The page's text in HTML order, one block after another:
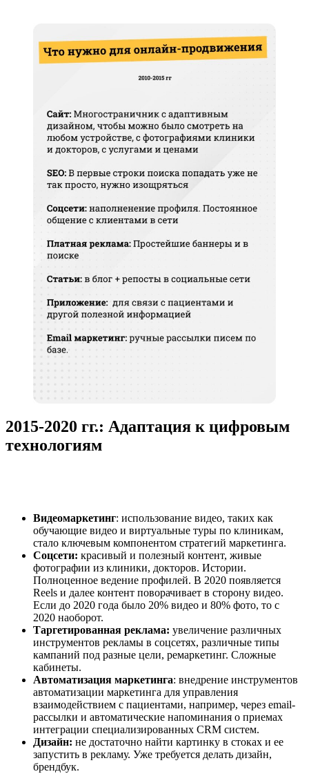
2015-2020 гг.: Адаптация к цифровым
технологиям
Видеомаркетинг: использование видео, таких как
обучающие видео и виртуальные туры по клиникам,
стало ключевым компонентом стратегий маркетинга.
Соцсети: красивый и полезный контент, живые
фотографии из клиники, докторов. Истории.
Полноценное ведение профилей. В 2020 появляется
Reels и далее контент поворачивает в сторону видео.
Если до 2020 года было 20% видео и 80% фото, то с
2020 наоборот.
Таргетированная реклама: увеличение различных
инструментов рекламы в соцсетях, различные типы
кампаний под разные цели, ремаркетинг. Сложные
кабинеты.
Автоматизация маркетинга: внедрение инструментов
автоматизации маркетинга для управления
взаимодействием с пациентами, например, через email-
рассылки и автоматические напоминания о приемах
интеграции специализированных CRM систем.
Дизайн: не достаточно найти картинку в стоках и ее
запустить в рекламу. Уже требуется делать дизайн,
брендбук.